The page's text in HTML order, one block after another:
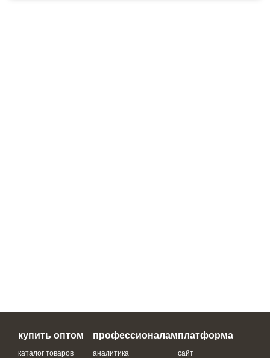
купить оптом
каталог товаров
профессионалам
аналитика
платформа
сайт